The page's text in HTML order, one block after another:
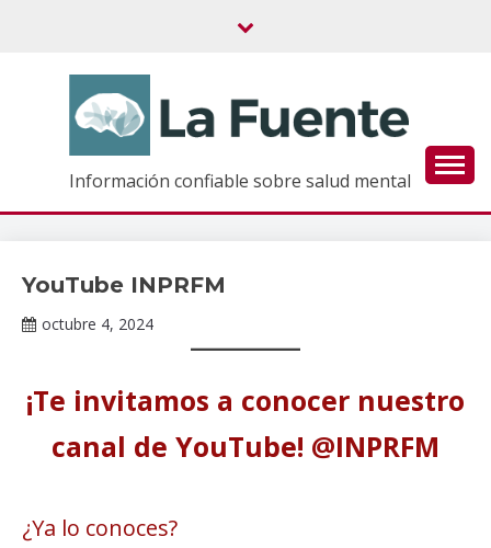
Información confiable sobre salud mental
Información
YouTube INPRFM
octubre 4, 2024
Claudia
¡Te invitamos a conocer nuestro
canal de YouTube! @INPRFM
¿Ya lo conoces?